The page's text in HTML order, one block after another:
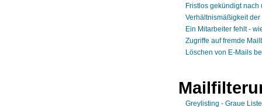
Fristlos gekündigt
Verhältnismäßigkeit
Ein Mitarbeiter fehlt -
Zugriffe auf fremde
Löschen von E-Mails
Greylisting - Graue